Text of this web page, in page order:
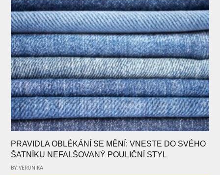
PRAVIDLA OBLÉKÁNÍ SE MĚNÍ: VNESTE DO SVÉHO
ŠATNÍKU NEFALŠOVANÝ POULIČNÍ STYL
BY: VERONIKA